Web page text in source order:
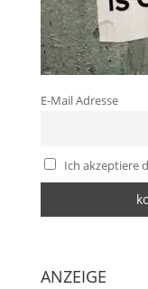
E-Mail Adresse
Ich akzeptiere
ANZEIGE